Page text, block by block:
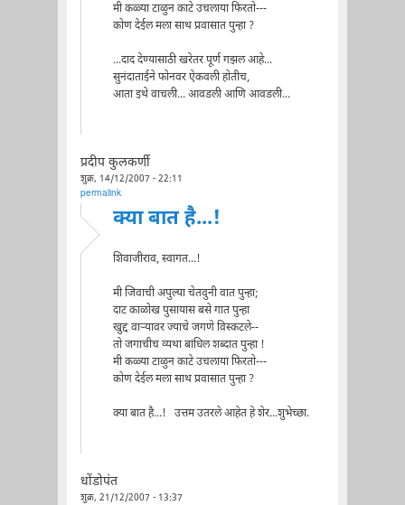
मी कळ्या टाळुन काटे उचलाया फिरतो---
कोण देईल मला साथ प्रवासात पुन्हा ?
...दाद देण्यासाठी खरेतर पूर्ण गझल आहे...
सुनंदाताईने फोनवर ऐकवली होतीच,
आता इथे वाचली... आवडली आणि आवडली...
प्रदीप कुलकर्णी
शुक्र, 14/12/2007 - 22:11
permalink
क्या बात है...!
शिवाजीराव, स्वागत...!
मी जिवाची अपुल्या चेतवुनी वात पुन्हा;
दाट काळोख पुसायास बसे गात पुन्हा
खुद्द वाऱ्यावर ज्याचे जगणे विस्कटले--
तो जगाचीच व्यथा बांधिल शब्दात पुन्हा !
मी कळ्या टाळुन काटे उचलाया फिरतो---
कोण देईल मला साथ प्रवासात पुन्हा ?
क्या बात है...! उत्तम उतरले आहेत हे शेर...शुभेच्छा.
धोंडोपंत
शुक्र, 21/12/2007 - 13:37